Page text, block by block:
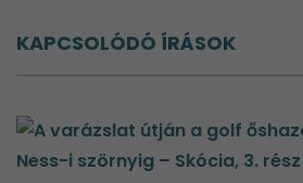
KAPCSOLÓDÓ ÍRÁSOK